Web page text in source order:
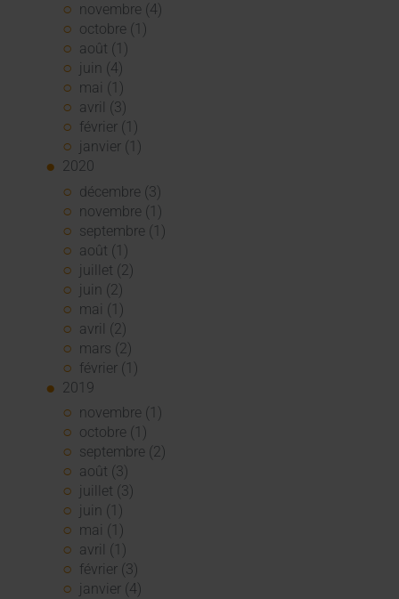
novembre (4)
octobre (1)
août (1)
juin (4)
mai (1)
avril (3)
février (1)
janvier (1)
2020
décembre (3)
novembre (1)
septembre (1)
août (1)
juillet (2)
juin (2)
mai (1)
avril (2)
mars (2)
février (1)
2019
novembre (1)
octobre (1)
septembre (2)
août (3)
juillet (3)
juin (1)
mai (1)
avril (1)
février (3)
janvier (4)